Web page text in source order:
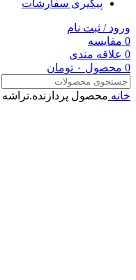
پیگیری سفارشات
ورود / ثبت نام
0 مقایسه
0 علاقه مندی
0 محصول ۰ تومان
خانه محصول پردازنده.تراشه